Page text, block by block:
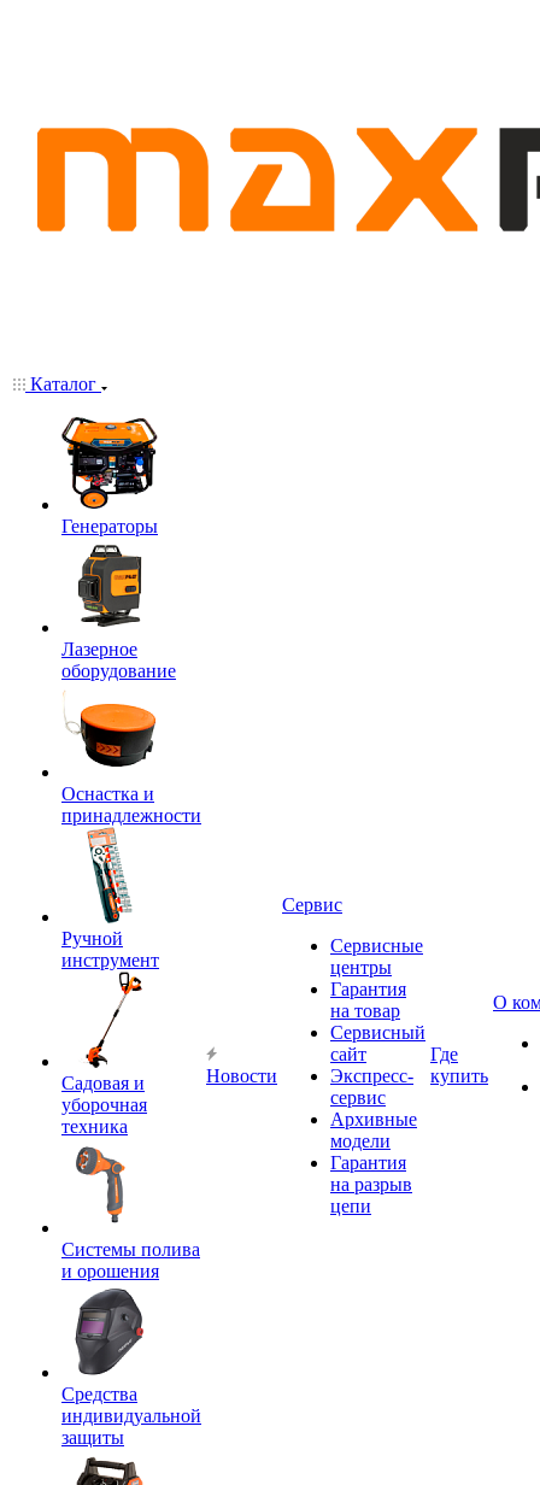
Каталог
Генераторы
Лазерное
оборудование
Оснастка и
принадлежности
Ручной
инструмент
Садовая и
уборочная
техника
Системы полива
и орошения
Средства
индивидуальной
защиты
Новости
Сервис
Сервисные
центры
Гарантия
на товар
Сервисный
сайт
Экспресс-
сервис
Архивные
модели
Гарантия
на разрыв
цепи
Где
купить
О